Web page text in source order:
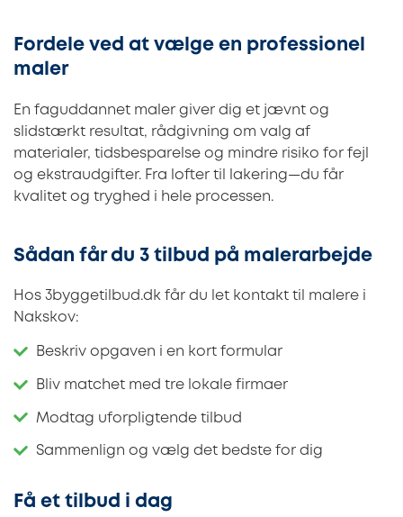
Fordele ved at vælge en professionel
maler
En faguddannet maler giver dig et jævnt og
slidstærkt resultat, rådgivning om valg af
materialer, tidsbesparelse og mindre risiko for fejl
og ekstraudgifter. Fra lofter til lakering—du får
kvalitet og tryghed i hele processen.
Sådan får du 3 tilbud på malerarbejde
Hos 3byggetilbud.dk får du let kontakt til malere i
Nakskov:
Beskriv opgaven i en kort formular
Bliv matchet med tre lokale firmaer
Modtag uforpligtende tilbud
Sammenlign og vælg det bedste for dig
Få et tilbud i dag